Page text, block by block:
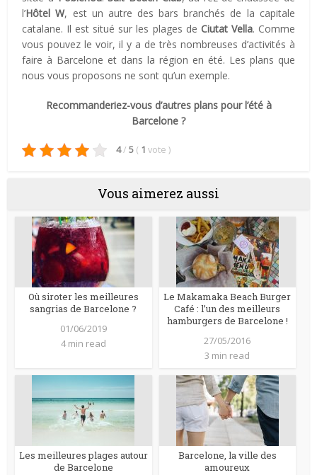
l’Hôtel W, est un autre des bars branchés de la capitale
catalane. Il est situé sur les plages de Ciutat Vella. Comme
vous pouvez le voir, il y a de très nombreuses d’activités à
faire à Barcelone et dans la région en été. Les plans que
nous vous proposons ne sont qu’un exemple.
Recommanderiez-vous d’autres plans pour l’été à
Barcelone ?
4/ 5 ( 1 vote )
Vous aimerez aussi
Où siroter les meilleures
sangrias de Barcelone ?
01/06/2019
4 min read
Le Makamaka Beach Burger
Café : l’un des meilleurs
hamburgers de Barcelone !
27/05/2016
3 min read
Les meilleures plages autour
de Barcelone
Barcelone, la ville des
amoureux